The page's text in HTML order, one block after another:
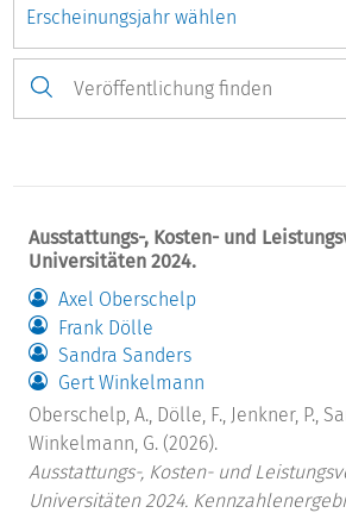
Ausstattungs-, Kosten- und
Universitäten 2024.
Axel Oberschelp
Frank Dölle
Sandra Sanders
Gert Winkelmann
Oberschelp, A., Dölle, F., Jenkner, P.,
Winkelmann, G. (2026).
Ausstattungs-, Kosten- und
Universitäten 2024.